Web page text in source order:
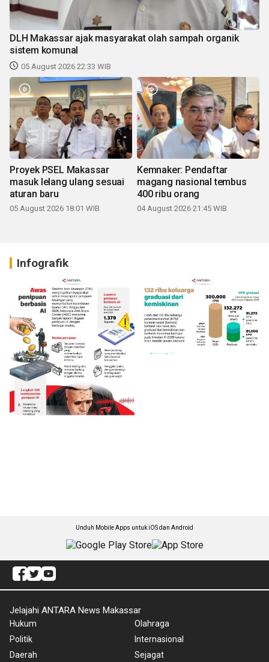
DLH Makassar ajak masyarakat olah sampah organik
sistem komunal
05 August 2026 22:33 WIB
Proyek PSEL Makassar
masuk lelang ulang sesuai
aturan baru
05 August 2026 18:01 WIB
Kemnaker: Pendaftar
magang nasional tembus
400 ribu orang
04 August 2026 21:45 WIB
Infografik
Unduh Mobile Apps untuk iOS dan Android
Jelajahi ANTARA News Makassar
Hukum
Politik
Daerah
Olahraga
Internasional
Sejagat